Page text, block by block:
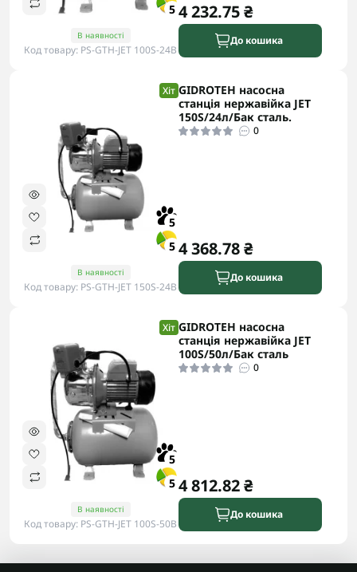
5
В наявності
Код товару: PS-GTH-JET 100S-24B
4 232.75 ₴
До кошика
Хіт
5
5
В наявності
Код товару: PS-GTH-JET 150S-24B
GIDROTEH насосна
станція нержавійка JET
150S/24л/Бак сталь.
0
4 368.78 ₴
До кошика
Хіт
5
5
В наявності
Код товару: PS-GTH-JET 100S-50B
GIDROTEH насосна
станція нержавійка JET
100S/50л/Бак сталь
0
4 812.82 ₴
До кошика